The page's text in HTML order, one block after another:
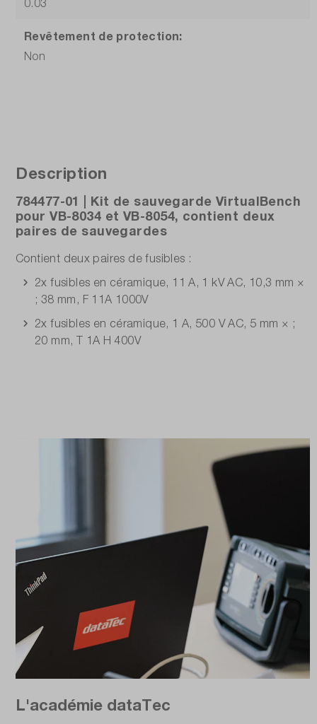
Revêtement de protection:
Non
Description
784477-01 | Kit de sauvegarde VirtualBench
pour VB-8034 et VB-8054, contient deux
paires de sauvegardes
Contient deux paires de fusibles :
2x fusibles en céramique, 11 A, 1 kV AC, 10,3 mm ×
; 38 mm, F 11A 1000V
2x fusibles en céramique, 1 A, 500 V AC, 5 mm × ;
20 mm, T 1A H 400V
L'académie dataTec